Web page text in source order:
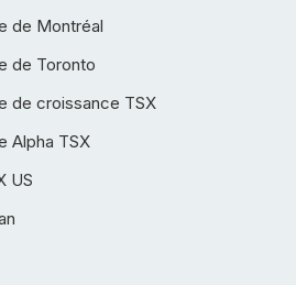
de Montréal
de Toronto
de croissance TSX
Alpha TSX
US